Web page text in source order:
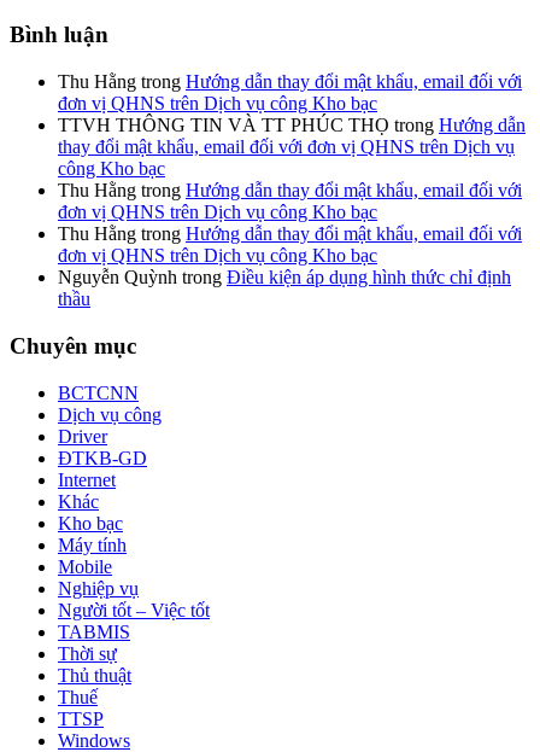
Bình luận
Thu Hằng trong Hướng dẫn thay đổi mật khẩu, email đối với
đơn vị QHNS trên Dịch vụ công Kho bạc
TTVH THÔNG TIN VÀ TT PHÚC THỌ trong Hướng dẫn
thay đổi mật khẩu, email đối với đơn vị QHNS trên Dịch vụ
công Kho bạc
Thu Hằng trong Hướng dẫn thay đổi mật khẩu, email đối với
đơn vị QHNS trên Dịch vụ công Kho bạc
Thu Hằng trong Hướng dẫn thay đổi mật khẩu, email đối với
đơn vị QHNS trên Dịch vụ công Kho bạc
Nguyễn Quỳnh trong Điều kiện áp dụng hình thức chỉ định
thầu
Chuyên mục
BCTCNN
Dịch vụ công
Driver
ĐTKB-GD
Internet
Khác
Kho bạc
Máy tính
Mobile
Nghiệp vụ
Người tốt – Việc tốt
TABMIS
Thời sự
Thủ thuật
Thuế
TTSP
Windows